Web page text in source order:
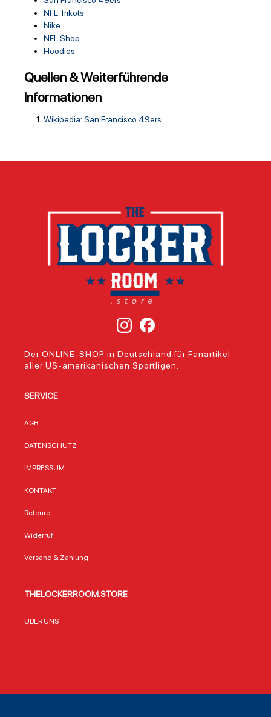
NFL Trikots
Nike
NFL Shop
Hoodies
Quellen & Weiterführende
Informationen
Wikipedia: San Francisco 49ers
Der ONLINE-SHOP in Deutschland für Fanartikel
aller US-amerikanischen Sportligen.
SERVICE
AGB
DATENSCHUTZ
IMPRESSUM
KONTAKT
Retoure
Widerruf
Versand & Zahlung
THELOCKERROOM.STORE
ÜBER UNS